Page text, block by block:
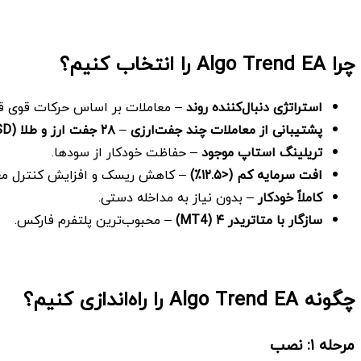
چرا Algo Trend EA را انتخاب کنیم؟
استراتژی دنبال‌کننده روند– معاملات بر اساس حرکات قوی
پشتیبانی از معاملات چند جفت‌ارزی–۲۸جفت ارز و طلا (XAUUSD)
تریلینگ استاپ موجود– حفاظت خودکار از سودها.
افت سرمایه کم (
<۱۲.۵٪ )– کاهش ریسک و افزایش کنترل
کاملاً خودکار– بدون نیاز به مداخله دستی.
سازگار با متاتریدر۴(MT4) – محبوب‌ترین پلتفرم فارکس.
چگونهAlgo Trend EA را راه‌اندازی کنیم؟
مرحله ۱: نصب